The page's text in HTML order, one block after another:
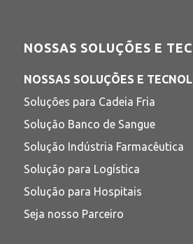
NOSSAS SOLUÇÕES E
NOSSAS SOLUÇÕES E
Soluções para Cadeia Fria
Solução Banco de Sangue
Solução Indústria Farmacêutica
Solução para Logística
Solução para Hospitais
Seja nosso Parceiro